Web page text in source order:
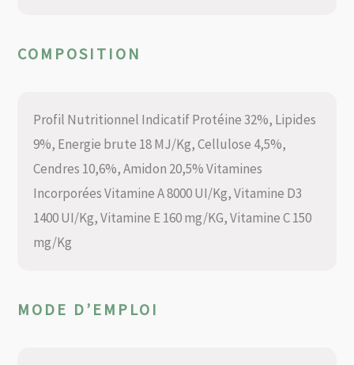
COMPOSITION
Profil Nutritionnel Indicatif Protéine 32%, Lipides
9%, Energie brute 18 MJ/Kg, Cellulose 4,5%,
Cendres 10,6%, Amidon 20,5% Vitamines
Incorporées Vitamine A 8000 UI/Kg, Vitamine D3
1400 UI/Kg, Vitamine E 160 mg/KG, Vitamine C 150
mg/Kg
MODE D’EMPLOI